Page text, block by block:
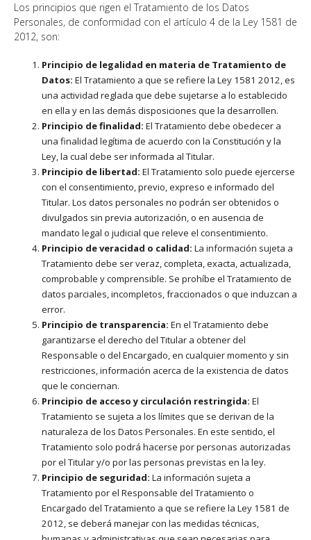
Los principios que rigen el Tratamiento de los Datos
Personales, de conformidad con el artículo 4 de la Ley 1581 de
2012, son:
Principio de legalidad en materia de Tratamiento de
Datos: El Tratamiento a que se refiere la Ley 1581 2012, es
una actividad reglada que debe sujetarse a lo establecido
en ella y en las demás disposiciones que la desarrollen.
Principio de finalidad: El Tratamiento debe obedecer a
una finalidad legítima de acuerdo con la Constitución y la
Ley, la cual debe ser informada al Titular.
Principio de libertad: El Tratamiento solo puede ejercerse
con el consentimiento, previo, expreso e informado del
Titular. Los datos personales no podrán ser obtenidos o
divulgados sin previa autorización, o en ausencia de
mandato legal o judicial que releve el consentimiento.
Principio de veracidad o calidad: La información sujeta a
Tratamiento debe ser veraz, completa, exacta, actualizada,
comprobable y comprensible. Se prohíbe el Tratamiento de
datos parciales, incompletos, fraccionados o que induzcan a
error.
Principio de transparencia: En el Tratamiento debe
garantizarse el derecho del Titular a obtener del
Responsable o del Encargado, en cualquier momento y sin
restricciones, información acerca de la existencia de datos
que le conciernan.
Principio de acceso y circulación restringida: El
Tratamiento se sujeta a los límites que se derivan de la
naturaleza de los Datos Personales. En este sentido, el
Tratamiento solo podrá hacerse por personas autorizadas
por el Titular y/o por las personas previstas en la ley.
Principio de seguridad: La información sujeta a
Tratamiento por el Responsable del Tratamiento o
Encargado del Tratamiento a que se refiere la Ley 1581 de
2012, se deberá manejar con las medidas técnicas,